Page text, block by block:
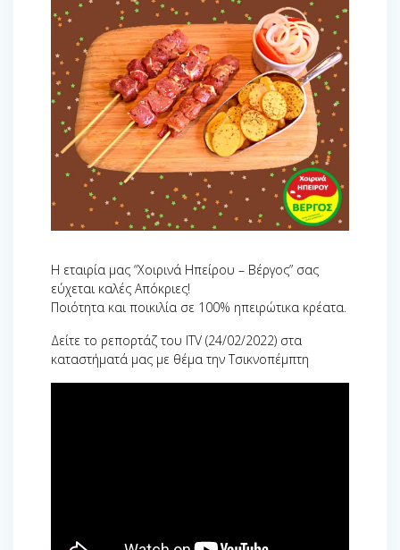
Η εταιρία μας “Χοιρινά Ηπείρου – Βέργος” σας
εύχεται καλές Απόκριες!
Ποιότητα και ποικιλία σε 100% ηπειρώτικα κρέατα.
Δείτε το ρεπορτάζ του ΙTV (24/02/2022) στα
καταστήματά μας με θέμα την Τσικνοπέμπτη